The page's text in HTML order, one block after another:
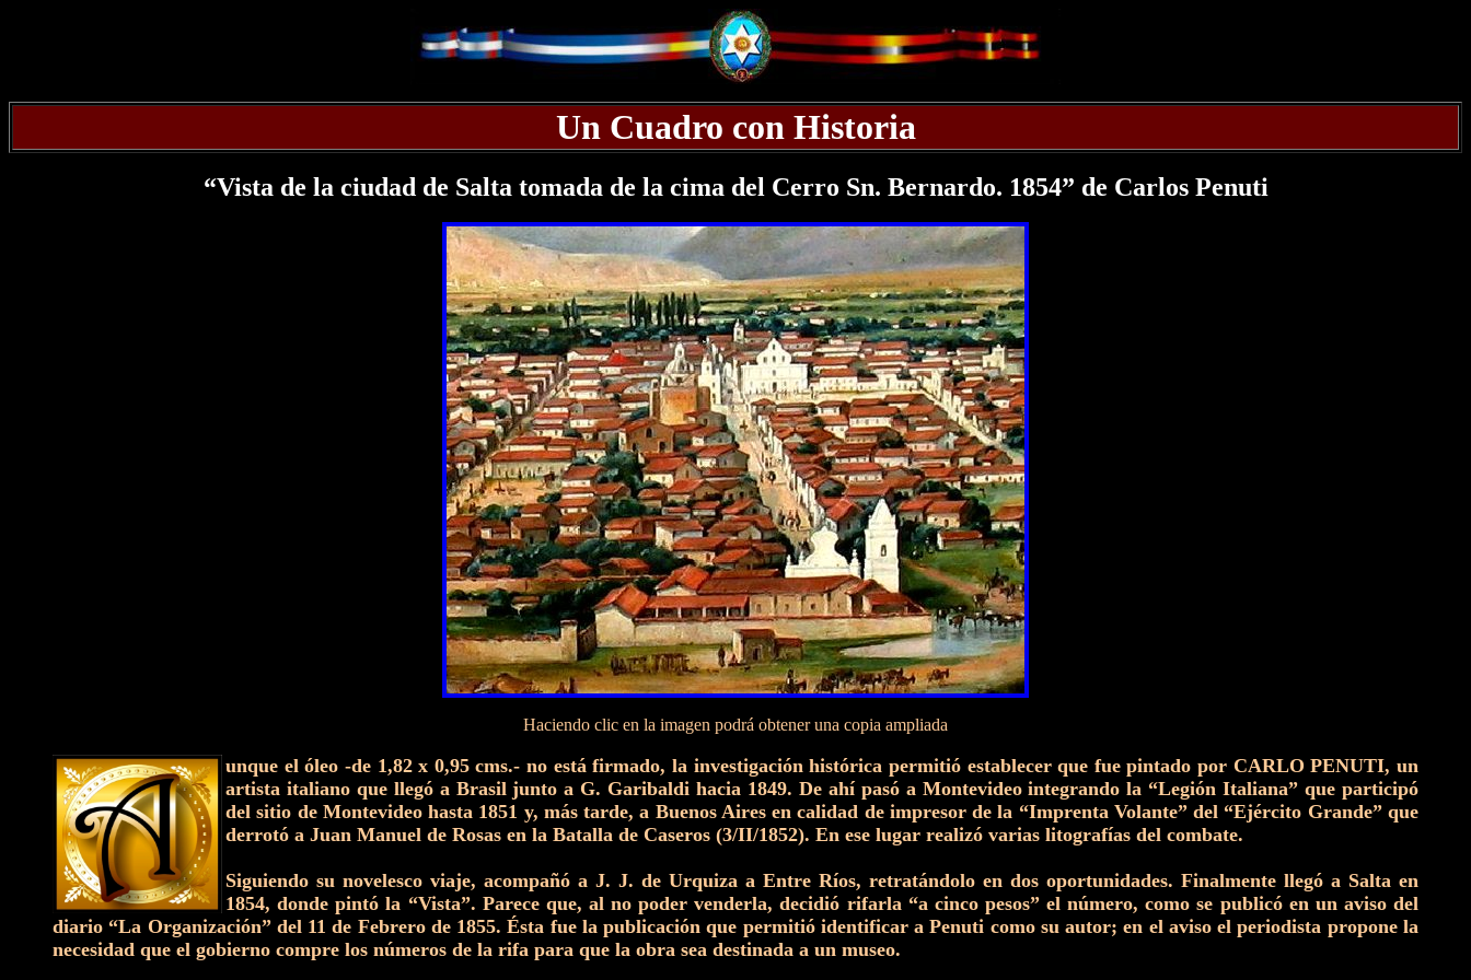
Un Cuadro con Historia
“Vista de la ciudad de Salta tomada de la cima del Cerro Sn. Bernardo. 1854” de Carlos Penuti
Haciendo clic en la imagen podrá obtener una copia ampliada
unque el óleo -de 1,82 x 0,95 cms.- no está firmado, la investigación histórica permitió establecer que fue pintado por CARLO PENUTI, un
artista italiano que llegó a Brasil junto a G. Garibaldi hacia 1849. De ahí pasó a Montevideo integrando la “Legión Italiana” que participó
del sitio de Montevideo hasta 1851 y, más tarde, a Buenos Aires en calidad de impresor de la “Imprenta Volante” del “Ejército Grande” que
derrotó a Juan Manuel de Rosas en la Batalla de Caseros (3/II/1852). En ese lugar realizó varias litografías del combate.
Siguiendo su novelesco viaje, acompañó a J. J. de Urquiza a Entre Ríos, retratándolo en dos oportunidades. Finalmente llegó a Salta en
1854, donde pintó la “Vista”. Parece que, al no poder venderla, decidió rifarla “a cinco pesos” el número, como se publicó en un aviso del
diario “La Organización” del 11 de Febrero de 1855. Ésta fue la publicación que permitió identificar a Penuti como su autor; en el aviso el periodista propone la
necesidad que el gobierno compre los números de la rifa para que la obra sea destinada a un museo.